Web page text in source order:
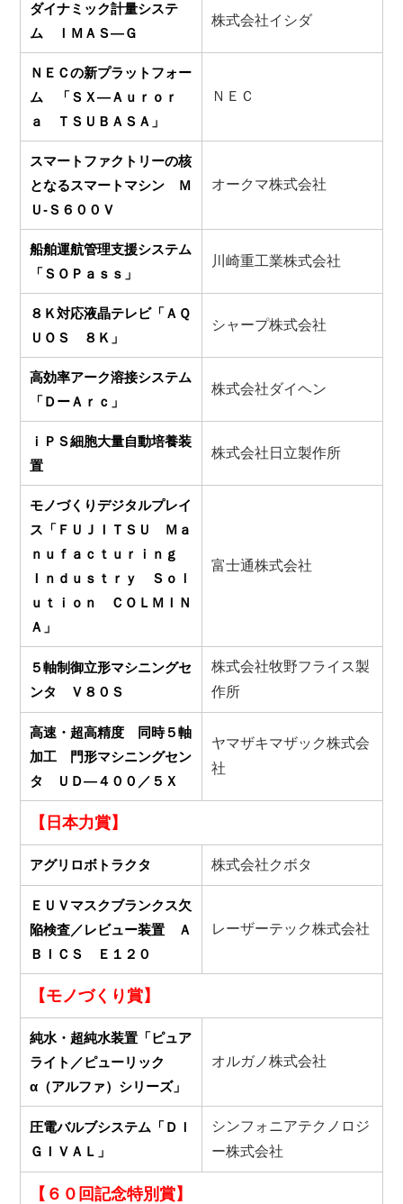
ダイナミック計量システ
ム ＩＭＡＳ―Ｇ
株式会社イシダ
ＮＥＣの新プラットフォー
ム 「ＳＸ―Ａｕｒｏｒ
ａ ＴＳＵＢＡＳＡ」
ＮＥＣ
スマートファクトリーの核
となるスマートマシン Ｍ
Ｕ‐Ｓ６００Ｖ
オークマ株式会社
船舶運航管理支援システム
「ＳＯＰａｓｓ」
川崎重工業株式会社
８Ｋ対応液晶テレビ「ＡＱ
ＵＯＳ ８Ｋ」
シャープ株式会社
高効率アーク溶接システム
「ＤーＡｒｃ」
株式会社ダイヘン
ｉＰＳ細胞大量自動培養装
置
株式会社日立製作所
モノづくりデジタルプレイ
ス「ＦＵＪＩＴＳＵ Ｍａ
ｎｕｆａｃｔｕｒｉｎｇ
Ｉｎｄｕｓｔｒｙ Ｓｏｌ
ｕｔｉｏｎ ＣＯＬＭＩＮ
Ａ」
富士通株式会社
５軸制御立形マシニングセ
ンタ Ｖ８０Ｓ
株式会社牧野フライス製
作所
高速・超高精度 同時５軸
加工 門形マシニングセン
タ ＵＤ―４００／５Ｘ
ヤマザキマザック株式会
社
【日本力賞】
アグリロボトラクタ 株式会社クボタ
ＥＵＶマスクブランクス欠
陥検査／レビュー装置 Ａ
ＢＩＣＳ Ｅ１２０
レーザーテック株式会社
【モノづくり賞】
純水・超純水装置「ピュア
ライト／ピューリック
α（アルファ）シリーズ」
オルガノ株式会社
圧電バルブシステム「ＤＩ
ＧＩＶＡＬ」
シンフォニアテクノロジ
ー株式会社
【６０回記念特別賞】